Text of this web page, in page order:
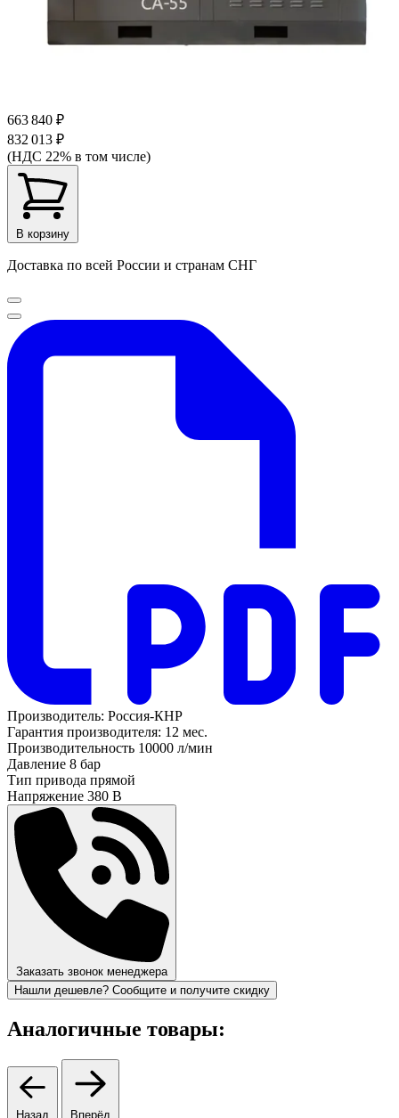
663 840 ₽
832 013 ₽
(НДС 22% в том числе)
В корзину
Доставка по всей России и странам СНГ
Производитель: Россия-КНР
Гарантия производителя: 12 мес.
Производительность 10000 л/мин
Давление 8 бар
Тип привода прямой
Напряжение 380 В
Заказать звонок менеджера
Нашли дешевле? Сообщите и получите скидку
Аналогичные товары:
Назад Вперёд